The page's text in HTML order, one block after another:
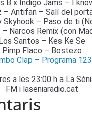
B x Indigo Jams – I
– Antifan – Salí del
Skyhook – Paso de ti
– Narcos Remix (con
Los Santos – Kes Ke Se
Pimp Flaco – Bostezo
Clap – Programa
a les 23:00 h a La
FM i laseniaradio.cat